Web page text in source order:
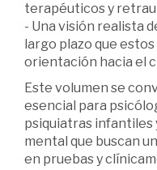
terapéuticos y
- Una visión realista
largo plazo que
orientación hacia el
Este volumen se
esencial para
psiquiatras infantiles
mental que buscan
en pruebas y